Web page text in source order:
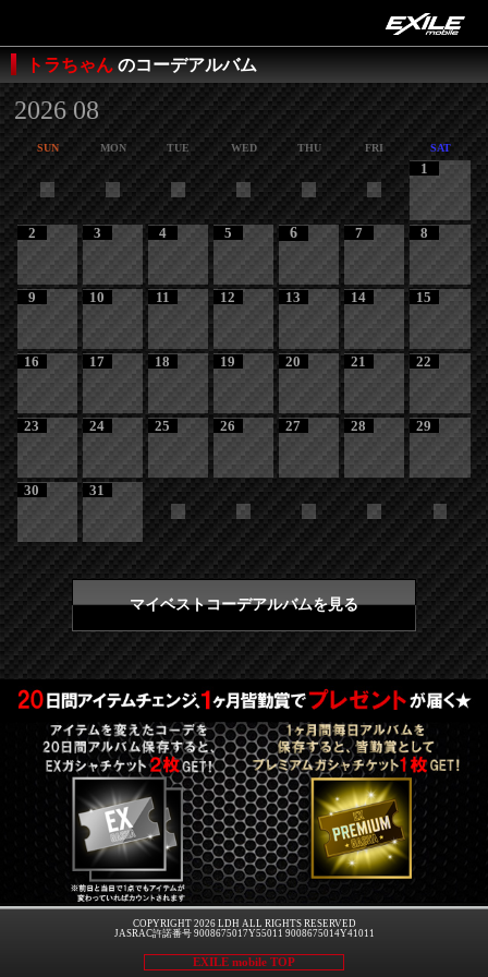
トラちゃん のコーデアルバム
2026 08
SUN MON TUE WED THU FRI SAT
1
2 3 4 5 6 7 8
9 10 11 12 13 14 15
16 17 18 19 20 21 22
23 24 25 26 27 28 29
30 31
マイベストコーデアルバムを見る
COPYRIGHT 2026 LDH ALL RIGHTS RESERVED
JASRAC許諾番号 9008675017Y55011 9008675014Y41011
EXILE mobile TOP